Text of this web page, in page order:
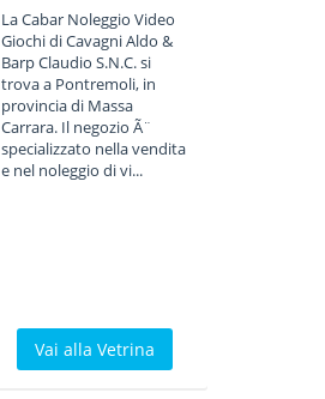
La Cabar Noleggio Video
Giochi di Cavagni Aldo &
Barp Claudio S.N.C. si
trova a Pontremoli, in
provincia di Massa
Carrara. Il negozio Ã¨
specializzato nella vendita
e nel noleggio di vi...
Vai alla Vetrina